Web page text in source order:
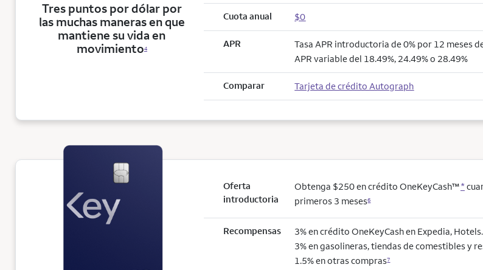
Tres puntos por dólar por
las muchas maneras en que
mantiene su vida en
movimiento4
Cuota anual $0
APR
Tasa APR introductoria de 0% por 12 meses
APR variable del 18.49%, 24.49% o 28.49%
Comparar Tarjeta de crédito Autograph
Oferta
introductoria
Obtenga $250 en crédito OneKeyCash™*
primeros 3 meses6
Recompensas 3% en crédito OneKeyCash en Expedia,
3% en gasolineras, tiendas de comestibles y
1.5% en otras compras7